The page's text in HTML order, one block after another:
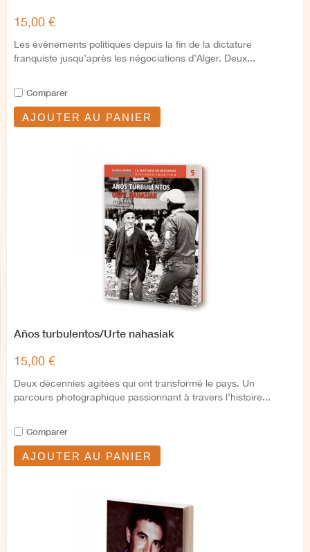
15,00 €
Les événements politiques depuis la fin de la dictature
franquiste jusqu’après les négociations d’Alger. Deux...
Comparer
AJOUTER AU PANIER
Años turbulentos/Urte nahasiak
15,00 €
Deux décennies agitées qui ont transformé le pays. Un
parcours photographique passionnant à travers l’histoire...
Comparer
AJOUTER AU PANIER